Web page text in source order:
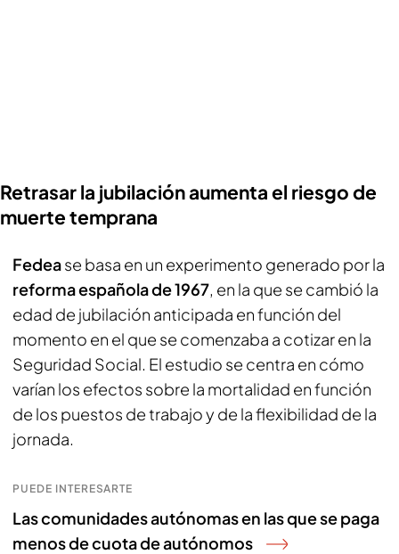
Retrasar la jubilación aumenta el riesgo de
muerte temprana
Fedease basa en un experimento generado por la
reforma española de 1967, en la que se cambió la
edad de jubilación anticipada en función del
momento en el que se comenzaba a cotizar en la
Seguridad Social. El estudio se centra en cómo
varían los efectos sobre la mortalidad en función
de los puestos de trabajo y de la flexibilidad de la
jornada.
PUEDE INTERESARTE
Las comunidades autónomas en las que se paga
menos de cuota de autónomos